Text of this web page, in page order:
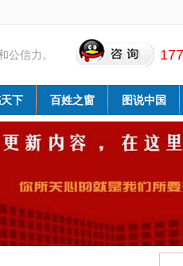
公信力。
下 百姓之窗 图说中国